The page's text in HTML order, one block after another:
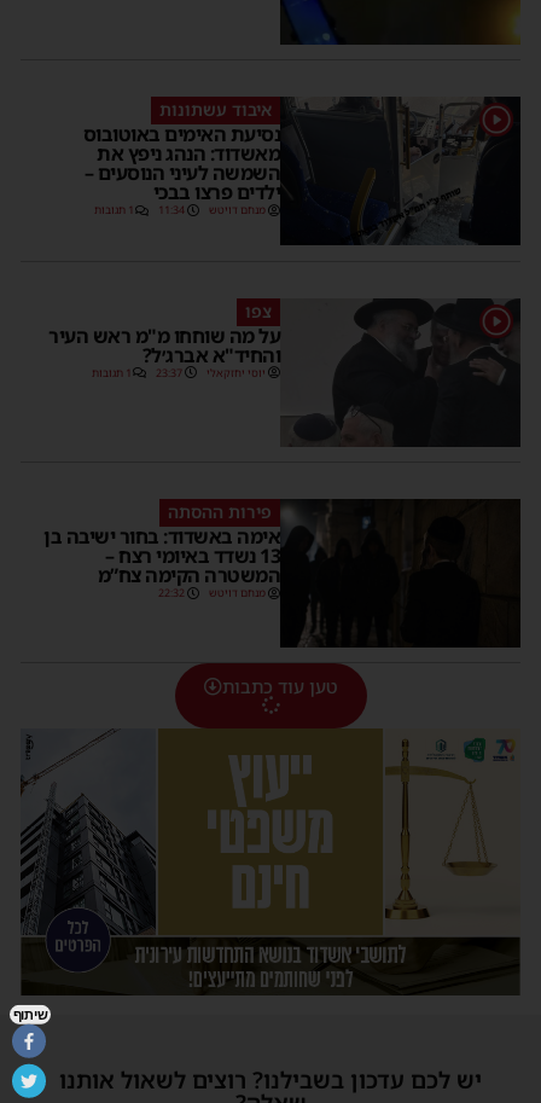
1 איבוד עשתונות
נסיעת האימים באוטובוס
מאשדוד: הנהג ניפץ את
השמשה לעיני הנוסעים –
ילדים פרצו בבכי
מנחם דויטש 11:34 1 תגובות
1 צפו
על מה שוחחו מ"מ ראש העיר
והחיד"א אברג׳ל?
יוסי יחזקאלי 23:37 1 תגובות
פירות ההסתה
אימה באשדוד: בחור ישיבה בן
13 נשדד באיומי רצח –
המשטרה הקימה צח”מ
מנחם דויטש 22:32
טען עוד כתבות
יש לכם עדכון בשבילנו? רוצים לשאול אותנו
שיתוף